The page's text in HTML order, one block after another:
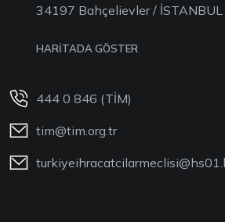
34197 Bahçelievler / İSTANBUL
HARİTADA GÖSTER
444 0 846 (TİM)
tim@tim.org.tr